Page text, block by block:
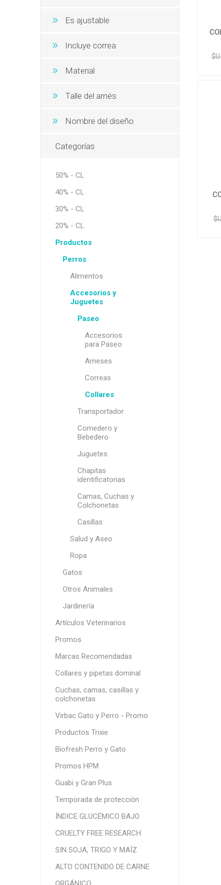
Es ajustable
Incluye correa
Material
Talle del arnés
Nombre del diseño
Categorías
50% - CL
40% - CL
30% - CL
20% - CL
Productos
Perros
Alimentos
Accesorios y
Juguetes
Paseo
Accesorios
para Paseo
Arneses
Correas
Collares
Transportador
Comedero y
Bebedero
Juguetes
Chapitas
identificatorias
Camas, Cuchas y
Colchonetas
Casillas
Salud y Aseo
Ropa
Gatos
Otros Animales
Jardinería
Artículos Veterinarios
Promos
Marcas Recomendadas
Collares y pipetas dominal
Cuchas, camas, casillas y
colchonetas
Virbac Gato y Perro - Promo
Productos Trixie
Biofresh Perro y Gato
Promos HPM
Guabi y Gran Plus
Temporada de protección
ÍNDICE GLUCÉMICO BAJO
CRUELTY FREE RESEARCH
SIN SOJA, TRIGO Y MAÍZ
ALTO CONTENIDO DE CARNE